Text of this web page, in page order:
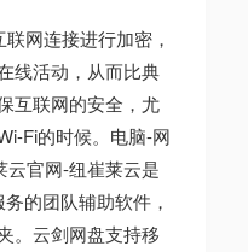
网连接进行加密，
线活动，从而比典
互联网的安全，尤
Fi的时候。电脑-网
云官网-纽崔莱云是
的团队辅助软件，
。云剑网盘支持移